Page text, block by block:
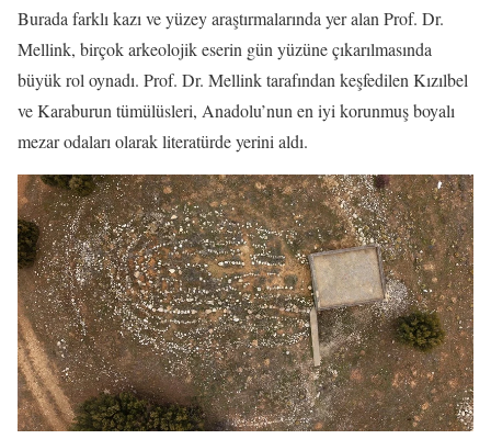
Burada farklı kazı ve yüzey araştırmalarında yer alan Prof. Dr.
Mellink, birçok arkeolojik eserin gün yüzüne çıkarılmasında
büyük rol oynadı. Prof. Dr. Mellink tarafından keşfedilen Kızılbel
ve Karaburun tümülüsleri, Anadolu’nun en iyi korunmuş boyalı
mezar odaları olarak literatürde yerini aldı.